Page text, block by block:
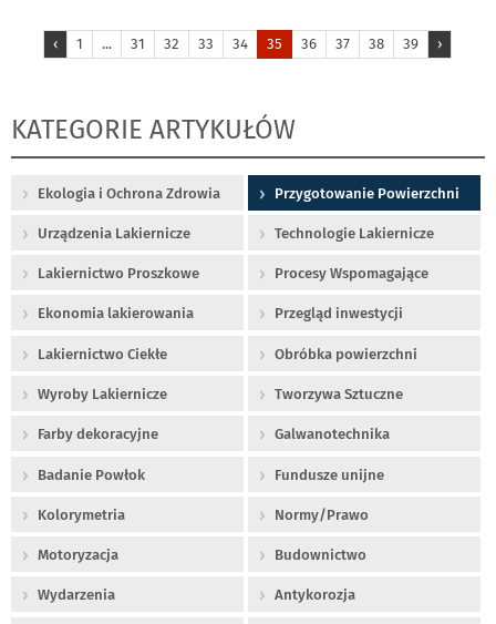
‹ 1 ... 31 32 33 34 35 36 37 38 39 ›
KATEGORIE ARTYKUŁÓW
Ekologia i Ochrona Zdrowia Przygotowanie Powierzchni
Urządzenia Lakiernicze Technologie Lakiernicze
Lakiernictwo Proszkowe Procesy Wspomagające
Ekonomia lakierowania Przegląd inwestycji
Lakiernictwo Ciekłe Obróbka powierzchni
Wyroby Lakiernicze Tworzywa Sztuczne
Farby dekoracyjne Galwanotechnika
Badanie Powłok Fundusze unijne
Kolorymetria Normy/Prawo
Motoryzacja Budownictwo
Wydarzenia Antykorozja